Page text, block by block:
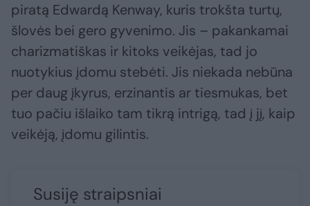
piratą Edwardą Kenway, kuris trokšta turtų,
šlovės bei gero gyvenimo. Jis – pakankamai
charizmatiškas ir kitoks veikėjas, tad jo
nuotykius įdomu stebėti. Jis niekada nebūna
per daug įkyrus, erzinantis ar tiesmukas, bet
tuo pačiu išlaiko tam tikrą intrigą, tad į jį, kaip
veikėją, įdomu gilintis.
Susiję straipsniai